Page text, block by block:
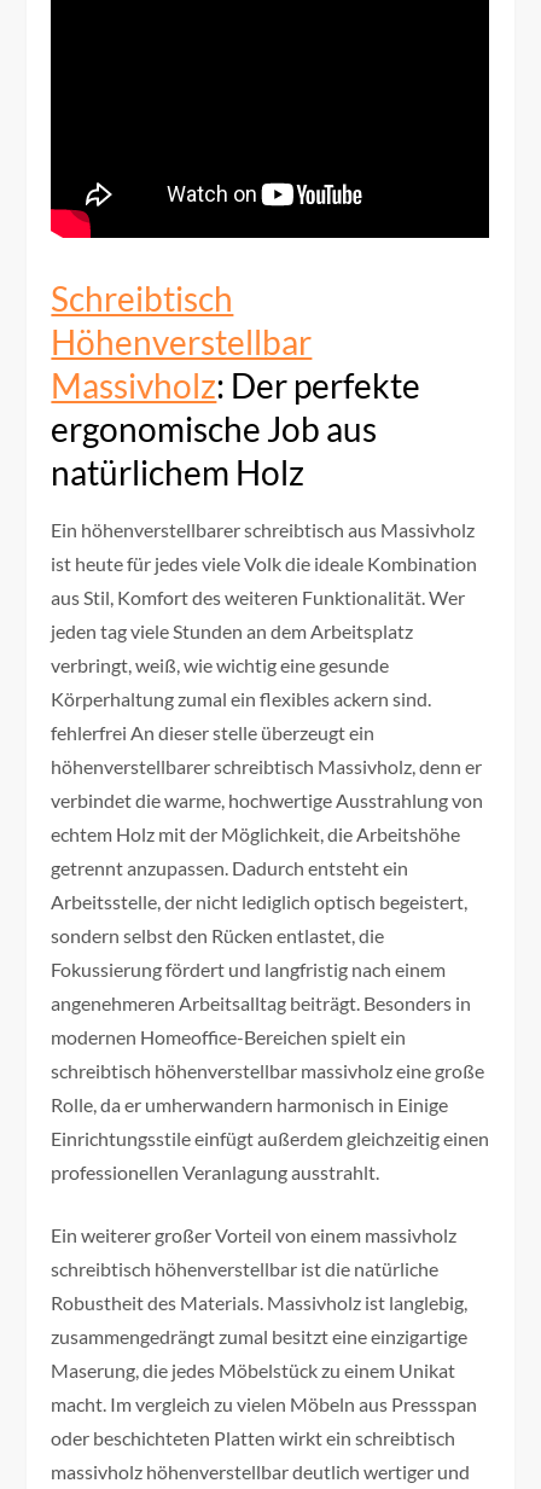
Schreibtisch
Höhenverstellbar
Massivholz: Der perfekte
ergonomische Job aus
natürlichem Holz
Ein höhenverstellbarer schreibtisch aus Massivholz
ist heute für jedes viele Volk die ideale Kombination
aus Stil, Komfort des weiteren Funktionalität. Wer
jeden tag viele Stunden an dem Arbeitsplatz
verbringt, weiß, wie wichtig eine gesunde
Körperhaltung zumal ein flexibles ackern sind.
fehlerfrei An dieser stelle überzeugt ein
höhenverstellbarer schreibtisch Massivholz, denn er
verbindet die warme, hochwertige Ausstrahlung von
echtem Holz mit der Möglichkeit, die Arbeitshöhe
getrennt anzupassen. Dadurch entsteht ein
Arbeitsstelle, der nicht lediglich optisch begeistert,
sondern selbst den Rücken entlastet, die
Fokussierung fördert und langfristig nach einem
angenehmeren Arbeitsalltag beiträgt. Besonders in
modernen Homeoffice-Bereichen spielt ein
schreibtisch höhenverstellbar massivholz eine große
Rolle, da er umherwandern harmonisch in Einige
Einrichtungsstile einfügt außerdem gleichzeitig einen
professionellen Veranlagung ausstrahlt.
Ein weiterer großer Vorteil von einem massivholz
schreibtisch höhenverstellbar ist die natürliche
Robustheit des Materials. Massivholz ist langlebig,
zusammengedrängt zumal besitzt eine einzigartige
Maserung, die jedes Möbelstück zu einem Unikat
macht. Im vergleich zu vielen Möbeln aus Pressspan
oder beschichteten Platten wirkt ein schreibtisch
massivholz höhenverstellbar deutlich wertiger und